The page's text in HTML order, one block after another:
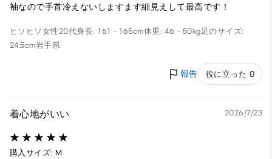
袖なので手首冷えないしますます細見えして最高です！
ヒソヒソ 女性20代身長: 161 - 165cm体重: 46 - 50kg足のサイズ:
24.5cm岩手県
報告 役に立った 0
着心地がいい 2026/7/23
購入サイズ: M